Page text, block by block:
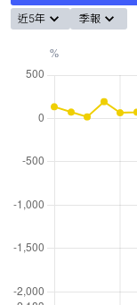
近5年 季報